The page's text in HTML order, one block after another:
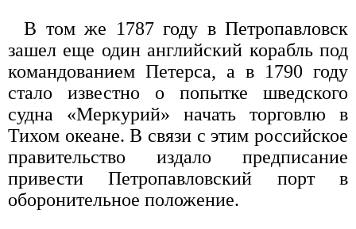
В том же 1787 году в Петропавловск
зашел еще один английский корабль под
командованием Петерса, а в 1790 году
стало известно о попытке шведского
судна «Меркурий» начать торговлю в
Тихом океане. В связи с этим российское
правительство издало предписание
привести Петропавловский порт в
оборонительное положение.